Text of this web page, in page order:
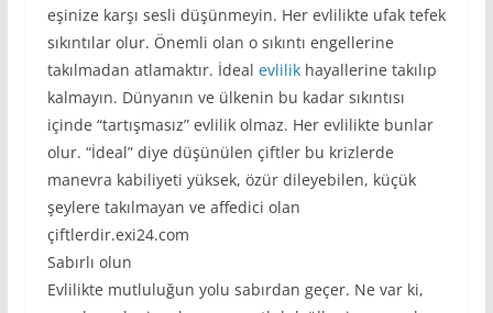
eşinize karşı sesli düşünmeyin. Her evlilikte ufak tefek
sıkıntılar olur. Önemli olan o sıkıntı engellerine
takılmadan atlamaktır. İdeal evlilikhayallerine takılıp
kalmayın. Dünyanın ve ülkenin bu kadar sıkıntısı
içinde “tartışmasız” evlilik olmaz. Her evlilikte bunlar
olur. “İdeal” diye düşünülen çiftler bu krizlerde
manevra kabiliyeti yüksek, özür dileyebilen, küçük
şeylere takılmayan ve affedici olan
çiftlerdir.exi24.com
Sabırlı olun
Evlilikte mutluluğun yolu sabırdan geçer. Ne var ki,